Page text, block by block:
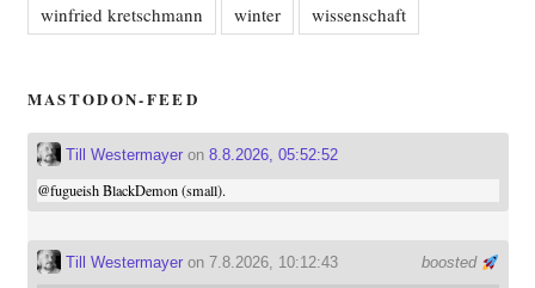
winfried kretschmann
winter wissenschaft
MASTODON-FEED
Till Westermayeron 8.8.2026, 05:52:52
@fugueishBlackDemon (small).
boosted
Till Westermayeron 7.8.2026, 10:12:43